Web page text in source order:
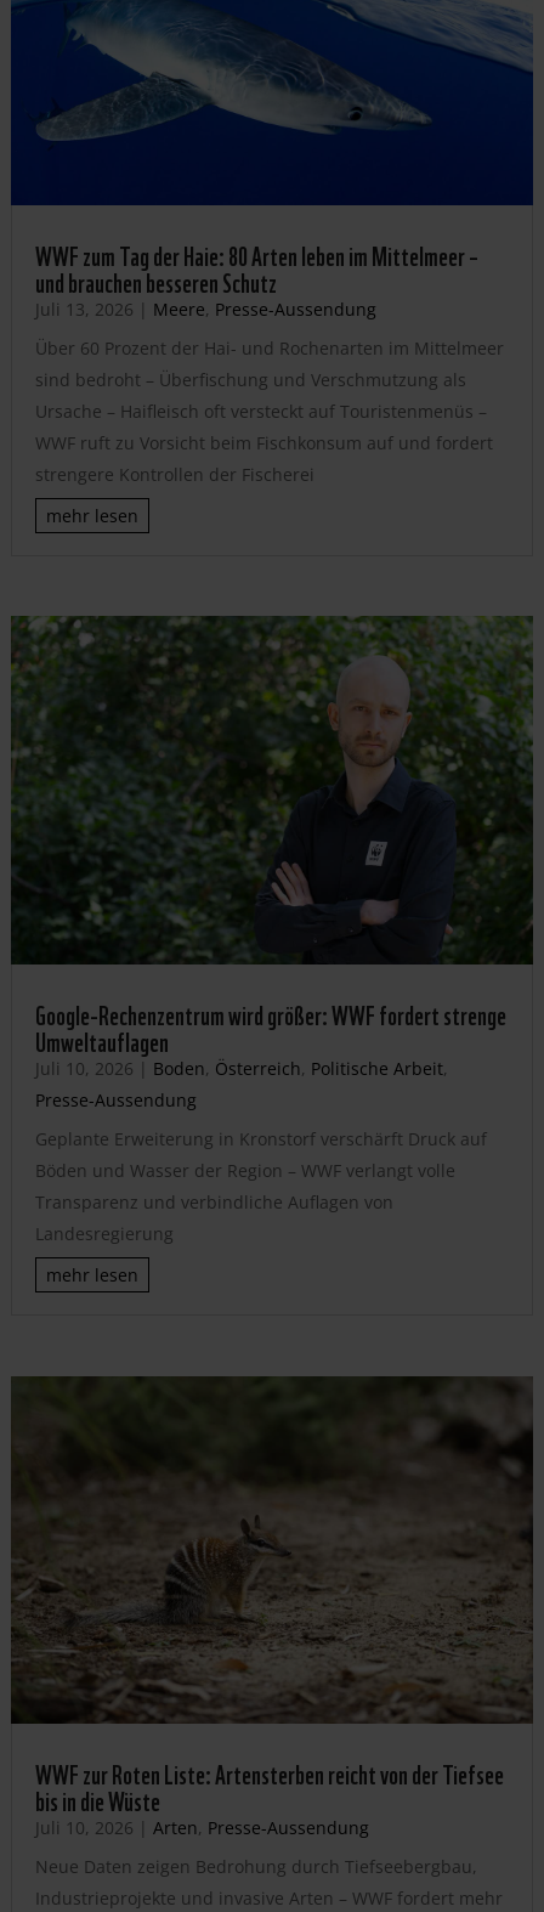
WWF zum Tag der Haie: 80 Arten leben im Mittelmeer –
und brauchen besseren Schutz
Juli 13, 2026 | Meere, Presse-Aussendung
Über 60 Prozent der Hai- und Rochenarten im Mittelmeer
sind bedroht – Überfischung und Verschmutzung als
Ursache – Haifleisch oft versteckt auf Touristenmenüs –
WWF ruft zu Vorsicht beim Fischkonsum auf und fordert
strengere Kontrollen der Fischerei
mehr lesen
Google-Rechenzentrum wird größer: WWF fordert strenge
Umweltauflagen
Juli 10, 2026 | Boden, Österreich, Politische Arbeit,
Presse-Aussendung
Geplante Erweiterung in Kronstorf verschärft Druck auf
Böden und Wasser der Region – WWF verlangt volle
Transparenz und verbindliche Auflagen von
Landesregierung
mehr lesen
WWF zur Roten Liste: Artensterben reicht von der Tiefsee
bis in die Wüste
Juli 10, 2026 | Arten, Presse-Aussendung
Neue Daten zeigen Bedrohung durch Tiefseebergbau,
Industrieprojekte und invasive Arten – WWF fordert mehr